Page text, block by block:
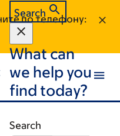
по телефону:
Search
What can
we help you
find today?
Search